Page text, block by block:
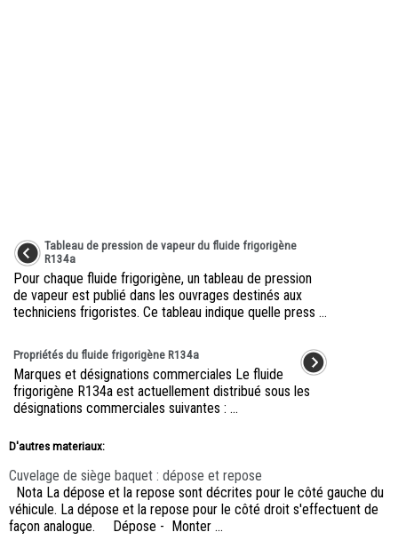
Tableau de pression de vapeur du fluide frigorigène
R134a
Pour chaque fluide frigorigène, un tableau de pression
de vapeur est publié dans les ouvrages destinés aux
techniciens frigoristes. Ce tableau indique quelle press ...
Propriétés du fluide frigorigène R134a
Marques et désignations commerciales Le fluide
frigorigène R134a est actuellement distribué sous les
désignations commerciales suivantes : ...
D'autres materiaux:
Cuvelage de siège baquet : dépose et repose
Nota La dépose et la repose sont décrites pour le côté gauche du
véhicule. La dépose et la repose pour le côté droit s'effectuent de
façon analogue. Dépose - Monter ...